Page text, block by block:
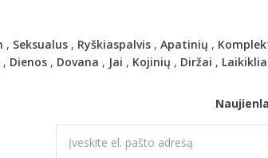
, Seksualus, Ryškiaspalvis, Apatinių ,
, Dienos, Dovana , Jai , Kojinių , Diržai ,